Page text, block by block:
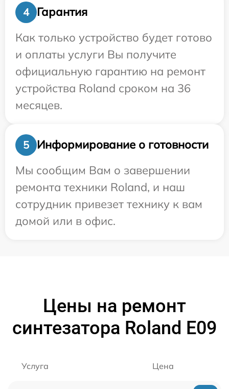
4
Гарантия
Как только устройство будет готово
и оплаты услуги Вы получите
официальную гарантию на ремонт
устройства Roland сроком на 36
месяцев.
5
Информирование о готовности
Мы сообщим Вам о завершении
ремонта техники Roland, и наш
сотрудник привезет технику к вам
домой или в офис.
Цены на ремонт
синтезатора Roland E09
Услуга Цена